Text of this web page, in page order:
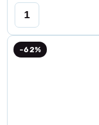
-62%